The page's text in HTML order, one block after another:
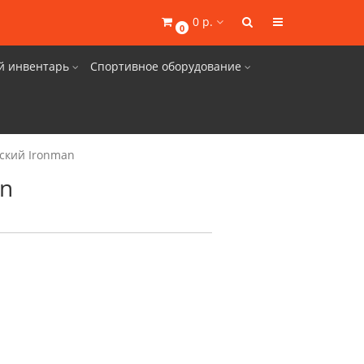
0 0 р.
инвентарь Спортивное оборудование
Ironman